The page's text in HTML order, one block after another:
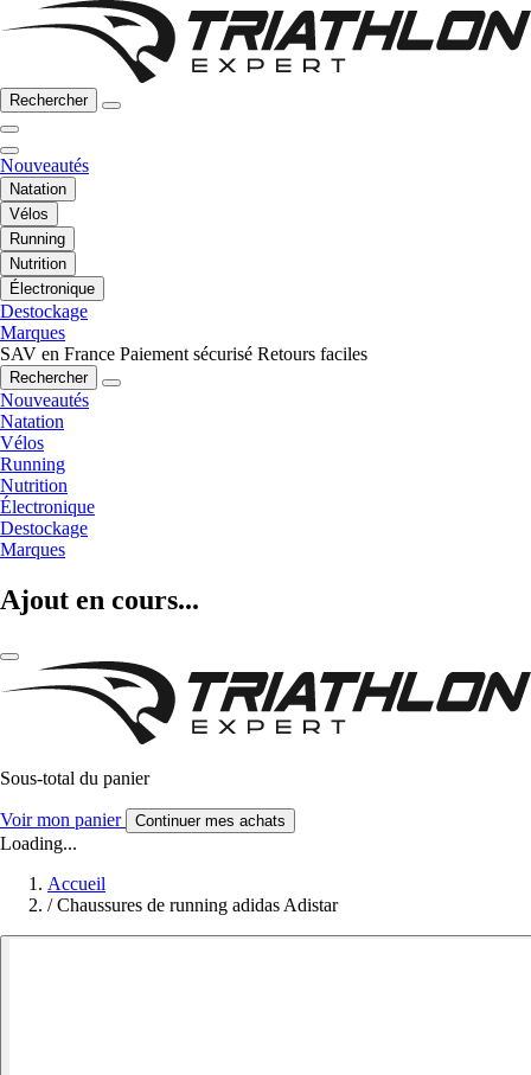
Rechercher
Nouveautés
Natation
Vélos
Running
Nutrition
Électronique
Destockage
Marques
SAV en France Paiement sécurisé Retours faciles
Rechercher
Nouveautés
Natation
Vélos
Running
Nutrition
Électronique
Destockage
Marques
Ajout en cours...
Sous-total du panier
Voir mon panier Continuer mes achats
Loading...
Accueil
/ Chaussures de running adidas Adistar